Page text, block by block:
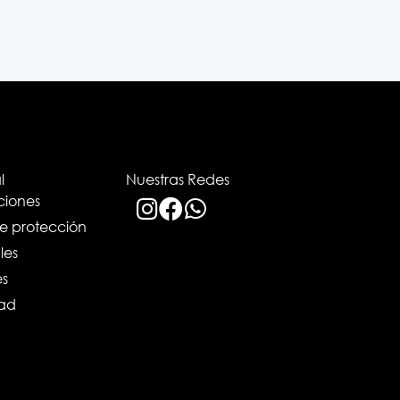
protección
Nuestras Redes